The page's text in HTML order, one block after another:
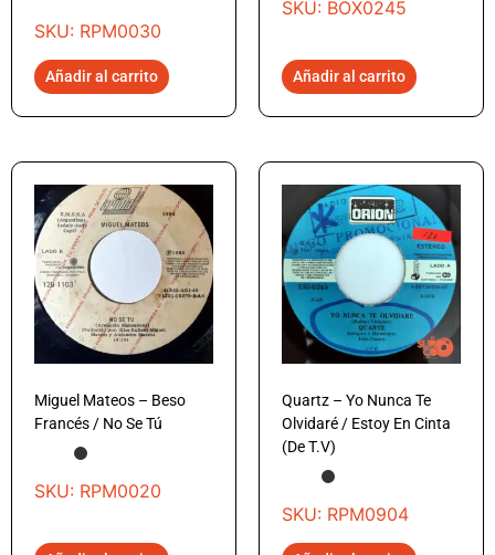
SKU: RPM0030
Añadir al carrito
SKU: BOX0245
Añadir al carrito
Miguel Mateos – Beso
Francés / No Se Tú
SKU: RPM0020
Quartz – Yo Nunca Te
Olvidaré / Estoy En Cinta
(De T.V)
SKU: RPM0904